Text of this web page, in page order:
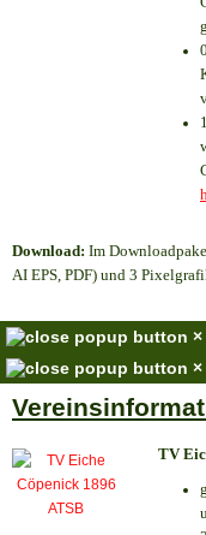
Download: Im
AI EPS, PDF) und 3
×
×
TV